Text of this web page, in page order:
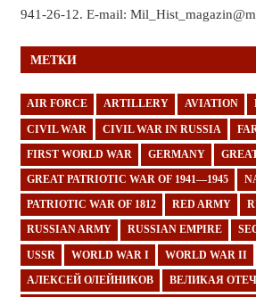
941-26-12. E-mail:
МЕТКИ
AIR FORCE ARTILLERY AVIATION
CIVIL WAR CIVIL WAR IN RUSSIA
FIRST WORLD WAR GERMANY
GREAT PATRIOTIC WAR OF 1941—1945
PATRIOTIC WAR OF 1812 RED ARMY
RUSSIAN ARMY RUSSIAN EMPIRE
USSR WORLD WAR I WORLD WAR II
АЛЕКСЕЙ ОЛЕЙНИКОВ ВЕЛИКАЯ